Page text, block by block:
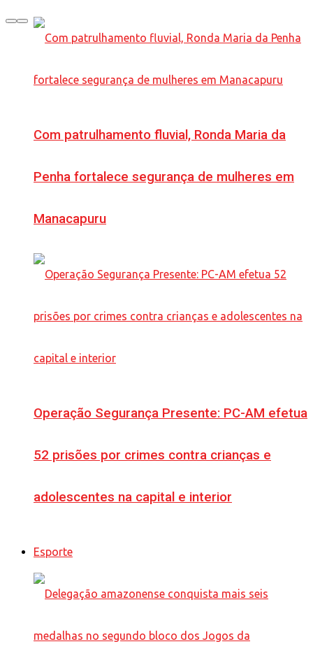
Com patrulhamento fluvial, Ronda Maria da
Penha fortalece segurança de mulheres em
Manacapuru
Operação Segurança Presente: PC-AM efetua
52 prisões por crimes contra crianças e
adolescentes na capital e interior
Esporte